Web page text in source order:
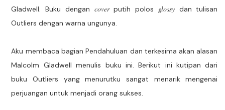
Gladwell. Buku dengan coverputih polos glossydan tulisan
Outliers dengan warna ungunya.
Aku membaca bagian Pendahuluan dan terkesima akan alasan
Malcolm Gladwell menulis buku ini. Berikut ini kutipan dari
buku Outliers yang menurutku sangat menarik mengenai
perjuangan untuk menjadi orang sukses.